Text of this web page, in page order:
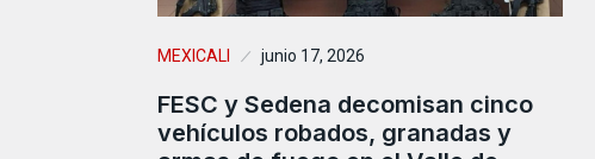
MEXICALI junio 17, 2026
FESC y Sedena decomisan cinco
vehículos robados, granadas y